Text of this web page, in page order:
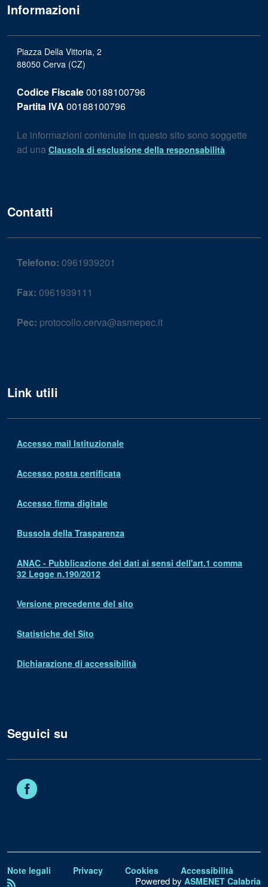
Informazioni
Piazza Della Vittoria, 2
88050 Cerva (CZ)
Codice Fiscale00188100796
Partita IVA 00188100796
Le informazioni contenute in questo sito sono soggette
ad una Clausola di esclusione della responsabilità.
Contatti
Telefono: 0961939201
Fax: 0961939111
Pec: protocollo.cerva@asmepec.it
Link utili
Accesso mail Istituzionale
Accesso posta certificata
Accesso firma digitale
Bussola della Trasparenza
ANAC - Pubblicazione dei dati ai sensi dell'art.1 comma
32 Legge n.190/2012
Versione precedente del sito
Statistiche del Sito
Dichiarazione di accessibilità
Seguici su
Note legali Privacy Cookies Accessibilità
Powered by ASMENET Calabria